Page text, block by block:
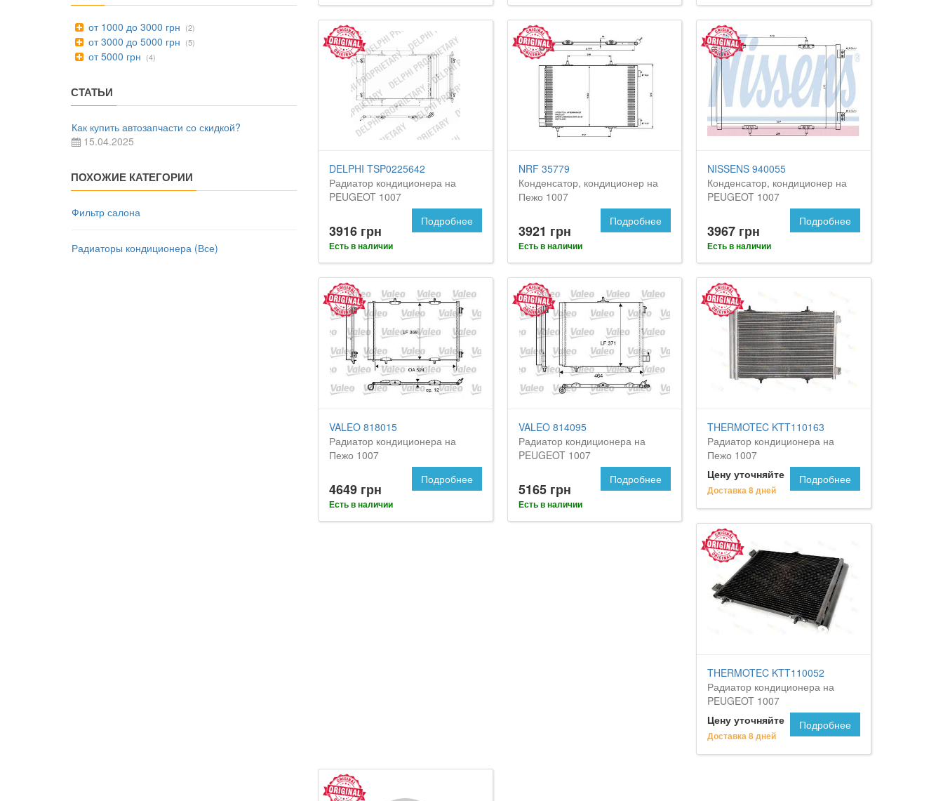
от 1000 до 3000 грн (2)
от 3000 до 5000 грн (5)
от 5000 грн (4)
СТАТЬИ
Как купить автозапчасти со скидкой?
15.04.2025
ПОХОЖИЕ КАТЕГОРИИ
Фильтр салона
Радиаторы кондиционера (Все)
DELPHI TSP0225642
Радиатор кондиционера на
PEUGEOT 1007
3916 грн
Есть в наличии
Подробнее
NRF 35779
Конденсатор, кондиционер на
Пежо 1007
3921 грн
Есть в наличии
Подробнее
NISSENS 940055
Конденсатор, кондиционер на
PEUGEOT 1007
3967 грн
Есть в наличии
Подробнее
VALEO 818015
Радиатор кондиционера на
Пежо 1007
4649 грн
Есть в наличии
Подробнее
VALEO 814095
Радиатор кондиционера на
PEUGEOT 1007
5165 грн
Есть в наличии
Подробнее
THERMOTEC KTT110163
Радиатор кондиционера на
Пежо 1007
Цену уточняйте
Доставка 8 дней
Подробнее
THERMOTEC KTT110052
Радиатор кондиционера на
PEUGEOT 1007
Цену уточняйте
Доставка 8 дней
Подробнее